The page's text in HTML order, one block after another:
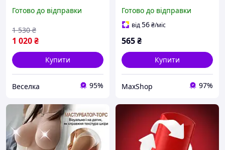
одяг під час готування
Готово до відправки
1 020₴
1 530 ₴
Купити
Веселка 95%
БДСМ, Еротична білизна,
Костюм-монашка
Готово до відправки
від56₴/міс
565₴
Купити
MaxShop 97%